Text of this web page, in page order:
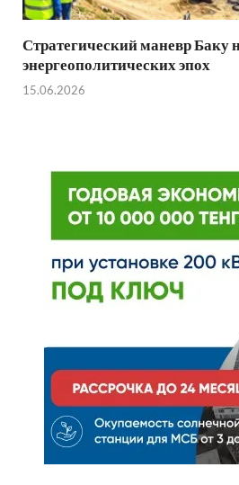
Стратегический маневр Баку
энергеополитических эпох
15.06.2026